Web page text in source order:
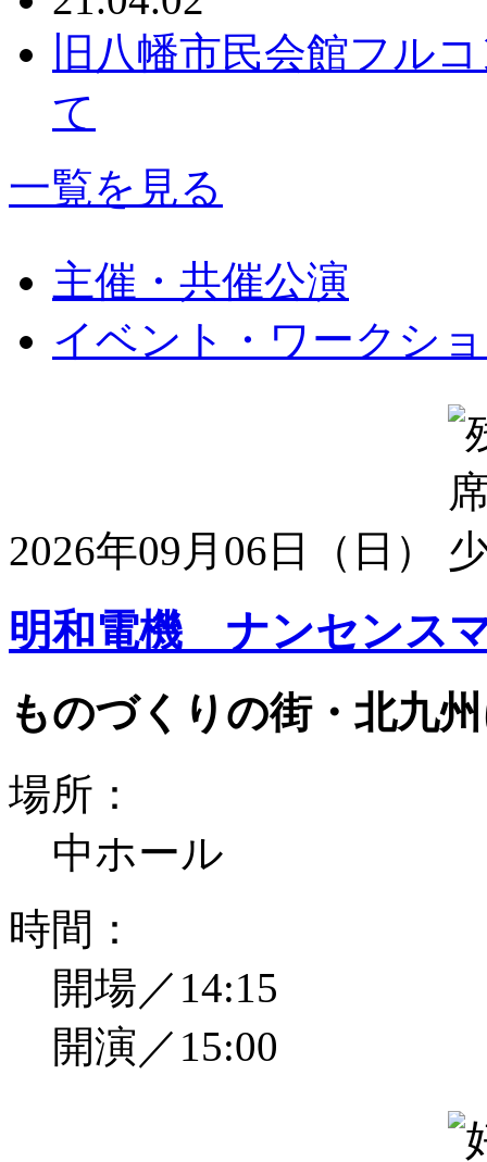
旧八幡市民会館フル
て
一覧を見る
主催・共催公演
イベント・ワークシ
2026年09月06日（日）
明和電機 ナンセンス
ものづくりの街・北九
場所：
中ホール
時間：
開場／14:15
開演／15:00